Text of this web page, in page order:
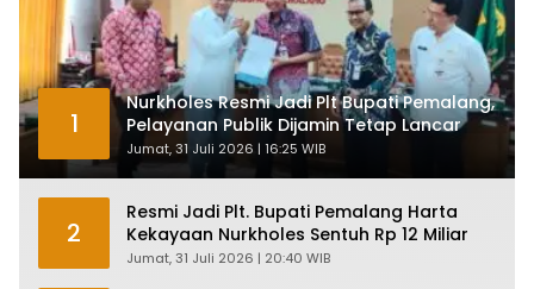
1
Nurkholes Resmi Jadi Plt Bupati Pemalang,
Pelayanan Publik Dijamin Tetap Lancar
Jumat, 31 Juli 2026 | 16:25 WIB
2
Resmi Jadi Plt. Bupati Pemalang Harta
Kekayaan Nurkholes Sentuh Rp 12 Miliar
Jumat, 31 Juli 2026 | 20:40 WIB